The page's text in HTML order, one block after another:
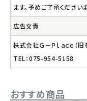
ます。予めご了承ください
広告文責
株式会社Ｇ－Ｐｌａｃｅ（
TEL：075-954-5158
おすすめ商品